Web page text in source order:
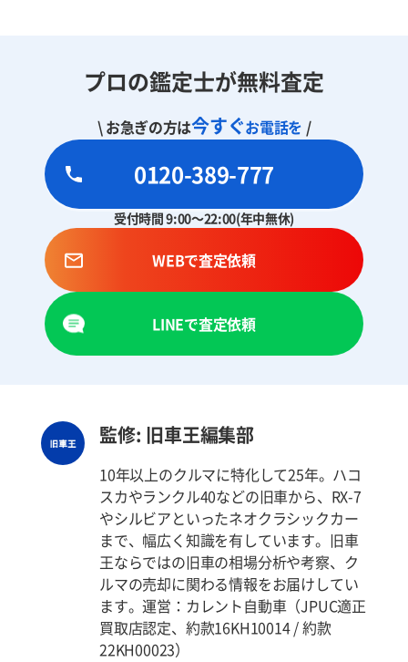
プロの鑑定士が無料査定
\ お急ぎの方は今すぐお電話を /
0120-389-777
受付時間 9:00～22:00(年中無休)
WEBで査定依頼
LINEで査定依頼
監修: 旧車王編集部
10年以上のクルマに特化して25年。ハコ
スカやランクル40などの旧車から、RX-7
やシルビアといったネオクラシックカー
まで、幅広く知識を有しています。旧車
王ならではの旧車の相場分析や考察、ク
ルマの売却に関わる情報をお届けしてい
ます。運営：カレント自動車（JPUC適正
買取店認定、約款16KH10014 / 約款
22KH00023）